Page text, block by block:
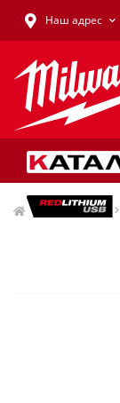
Наш адрес
Фонари